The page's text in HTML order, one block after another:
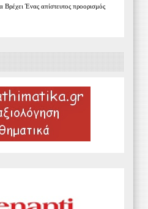
Βρέχει Ένας απίστευτος προορισμός